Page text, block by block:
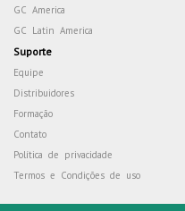
GC America
GC Latin America
Suporte
Equipe
Distribuidores
Formação
Contato
Política de privacidade
Termos e Condições de uso